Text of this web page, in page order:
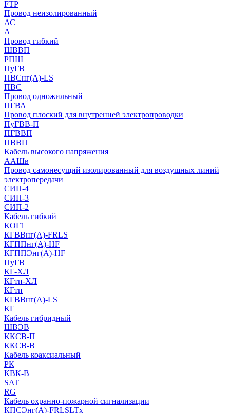
FTP
Провод неизолированный
АС
А
Провод гибкий
ШВВП
РПШ
ПуГВ
ПВСнг(А)-LS
ПВС
Провод одножильный
ПГВА
Провод плоский для внутренней электропроводки
ПуГВВ-П
ПГВВП
ПВВП
Кабель высокого напряжения
ААШв
Провод самонесущий изолированный для воздушных линий
электропередачи
СИП-4
СИП-3
СИП-2
Кабель гибкий
КОГ1
КГВВнг(А)-FRLS
КГППнг(A)-HF
КГППЭнг(A)-HF
ПуГВ
КГ-ХЛ
КГтп-ХЛ
КГтп
КГВВнг(А)-LS
КГ
Кабель гибридный
ШВЭВ
ККСВ-П
ККСВ-В
Кабель коаксиальный
РК
КВК-В
SAT
RG
Кабель охранно-пожарной сигнализации
КПСЭнг(А)-FRLSLTx